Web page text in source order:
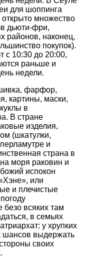
для шоппинга
множество
дьюти-фри,
районов, наконец,
покупок).
с 10:30 до 20:00,
раньше и
недели.
фарфор,
картины, маски,
в
В стране
изделия,
(шкатулки,
и
страна в
моря раковин и
испокон
или
и плечистые
всяких там
в семьях
у хрупких
шансов выдержать
своих